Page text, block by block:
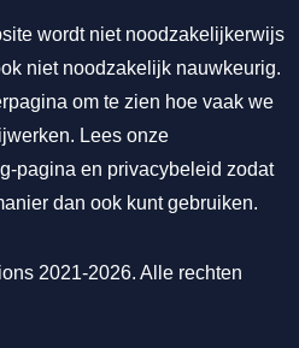
wordt niet noodzakelijkerwijs
niet noodzakelijk nauwkeurig.
om te zien hoe vaak we
Lees onze
pagina en privacybeleid zodat
dan ook kunt gebruiken.
2021-2026. Alle rechten